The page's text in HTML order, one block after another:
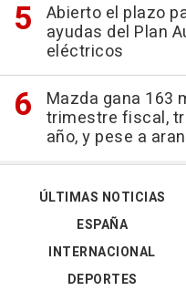
Abierto el plazo
ayudas del Plan
eléctricos
Mazda gana 163
trimestre fiscal,
año, y pese a
ÚLTIMAS NOTICIAS
ESPAÑA
INTERNACIONAL
DEPORTES